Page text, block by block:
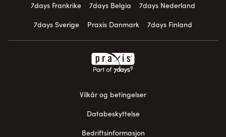
7days Frankrike
7days Belgia
7days Nederland
7days Sverige
Praxis Danmark 7days Finland
Vilkår og betingelser
Databeskyttelse
Bedriftsinformasjon